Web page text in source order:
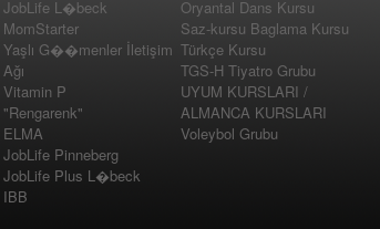
JobLife L�beck
MomStarter
Yaşlı G��menler İletişim
Ağı
Vitamin P
"Rengarenk"
ELMA
JobLife Pinneberg
JobLife Plus L�beck
IBB
Oryantal Dans Kursu
Saz-kursu Baglama Kursu
Türkçe Kursu
TGS-H Tiyatro Grubu
UYUM KURSLARI /
ALMANCA KURSLARI
Voleybol Grubu